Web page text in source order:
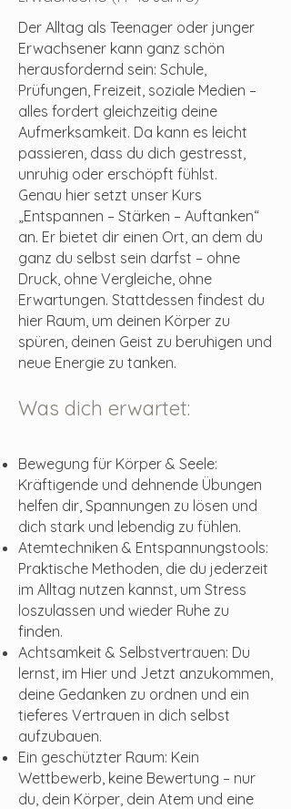
Der Alltag als Teenager oder junger
Erwachsener kann ganz schön
herausfordernd sein: Schule,
Prüfungen, Freizeit, soziale Medien –
alles fordert gleichzeitig deine
Aufmerksamkeit. Da kann es leicht
passieren, dass du dich gestresst,
unruhig oder erschöpft fühlst.
Genau hier setzt unser Kurs
„Entspannen – Stärken – Auftanken“
an. Er bietet dir einen Ort, an dem du
ganz du selbst sein darfst – ohne
Druck, ohne Vergleiche, ohne
Erwartungen. Stattdessen findest du
hier Raum, um deinen Körper zu
spüren, deinen Geist zu beruhigen und
neue Energie zu tanken.
Was dich erwartet:
Bewegung für Körper & Seele:
Kräftigende und dehnende Übungen
helfen dir, Spannungen zu lösen und
dich stark und lebendig zu fühlen.
Atemtechniken & Entspannungstools:
Praktische Methoden, die du jederzeit
im Alltag nutzen kannst, um Stress
loszulassen und wieder Ruhe zu
finden.
Achtsamkeit & Selbstvertrauen: Du
lernst, im Hier und Jetzt anzukommen,
deine Gedanken zu ordnen und ein
tieferes Vertrauen in dich selbst
aufzubauen.
Ein geschützter Raum: Kein
Wettbewerb, keine Bewertung – nur
du, dein Körper, dein Atem und eine